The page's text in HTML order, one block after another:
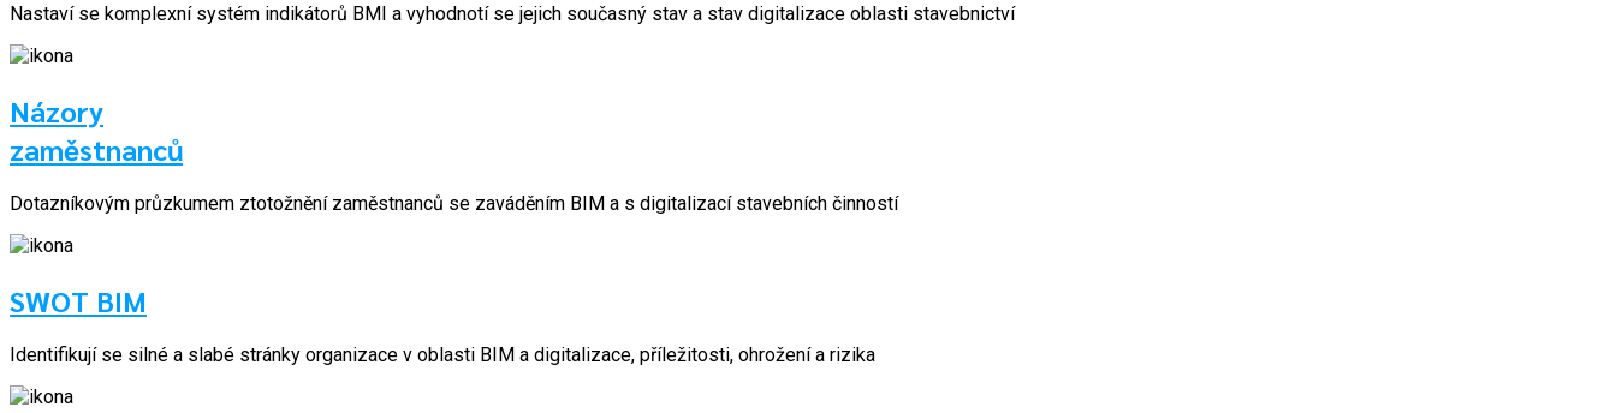
Nastaví se komplexní systém indikátorů BMI a vyhodnotí se jejich současný stav a stav digitalizace oblasti stavebnictví
Názory
zaměstnanců
Dotazníkovým průzkumem ztotožnění zaměstnanců se zaváděním BIM a s digitalizací stavebních činností
SWOT BIM
Identifikují se silné a slabé stránky organizace v oblasti BIM a digitalizace, příležitosti, ohrožení a rizika